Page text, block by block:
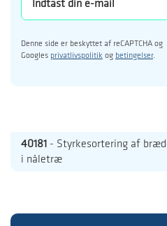
Denne side er beskyttet af reCAPTCHA og
Googles privatlivspolitik og betingelser.
40181 - Styrkesortering af
i nåletræ